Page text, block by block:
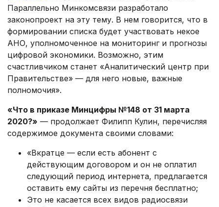
Параллельно Минкомсвязи разработало
законопроект на эту тему. В нем говорится, что в
формировании списка будет участвовать некое
АНО, уполномоченное на мониторинг и прогнозы
цифровой экономики. Возможно, этим
счастливчиком станет «Аналитический центр при
Правительстве» — для него новые, важные
полномочия».
«Что в приказе Минцифры №148 от 31 марта
2020?» — продолжает Филипп Кулин, перечисляя
содержимое документа своими словами:
«Вкратце — если есть абонент с
действующим договором и он не оплатил
следующий период интернета, предлагается
оставить ему сайты из перечня бесплатно;
Это не касается всех видов радиосвязи